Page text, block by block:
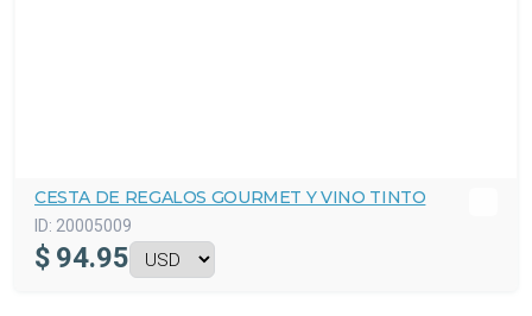
CESTA DE REGALOS GOURMET Y VINO TINTO
ID: 20005009
$ 94.95